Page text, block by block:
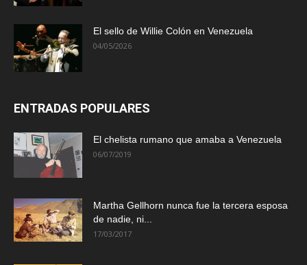
El sello de Willie Colón en Venezuela
04/05/2026
ENTRADAS POPULARES
El chelista rumano que amaba a Venezuela
06/07/2019
Martha Gellhorn nunca fue la tercera esposa
de nadie, ni...
17/03/2017